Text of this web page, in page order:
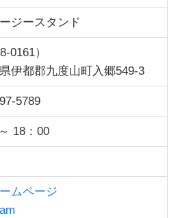
ジースタンド
0161）
伊都郡九度山町入郷549-3
5789
18：00
ムページ